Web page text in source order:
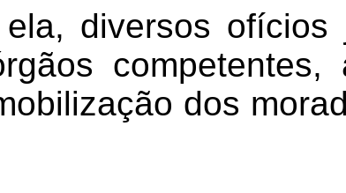
diversos ofícios
competentes,
dos